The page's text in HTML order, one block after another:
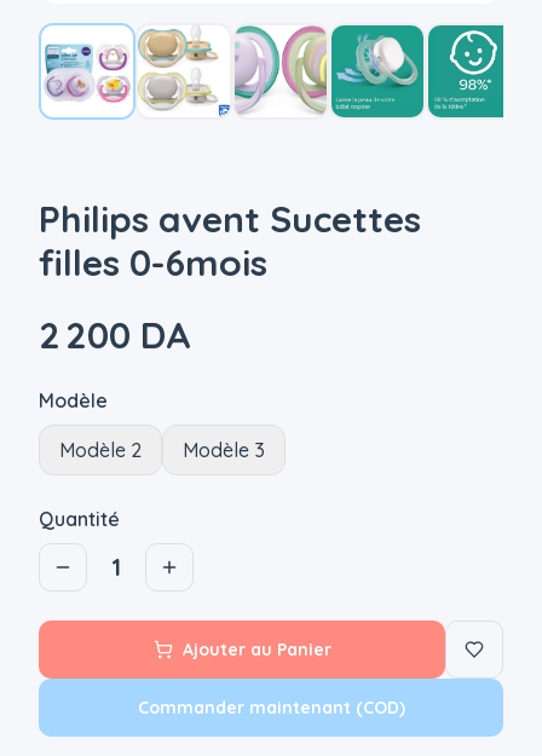
Philips avent Sucettes
filles 0-6mois
2 200 DA
Modèle
Modèle 2 Modèle 3
Quantité
1
Ajouter au Panier
Commander maintenant (COD)